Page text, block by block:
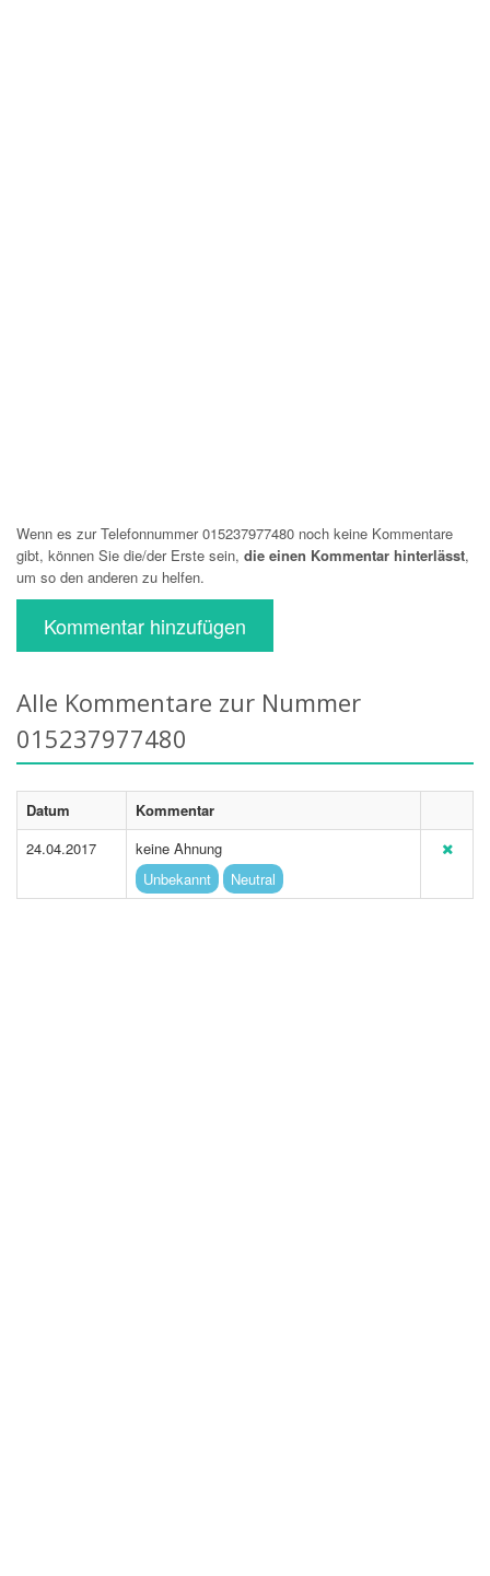
Wenn es zur Telefonnummer 015237977480 noch keine Kommentare
gibt, können Sie die/der Erste sein, die einen Kommentar hinterlässt,
um so den anderen zu helfen.
Kommentar hinzufügen
Alle Kommentare zur Nummer
015237977480
Datum
Kommentar
24.04.2017
keine Ahnung
Unbekannt
Neutral